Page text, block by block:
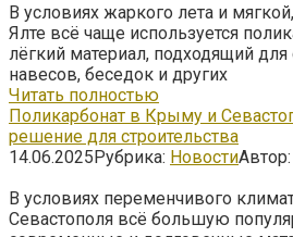
В условиях жаркого лета и
Ялте всё чаще используется
лёгкий материал, подходящий для
навесов, беседок и других
Читать полностью
Поликарбонат в Крыму и
решение для строительства
14.06.2025Рубрика: НовостиАвтор:
В условиях переменчивого
Севастополя всё большую